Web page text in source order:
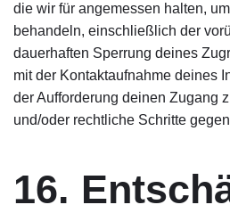
die wir für angemessen halten,
behandeln, einschließlich der
dauerhaften Sperrung deines
mit der Kontaktaufnahme deines
der Aufforderung deinen Zugang
und/oder rechtliche Schritte
16.